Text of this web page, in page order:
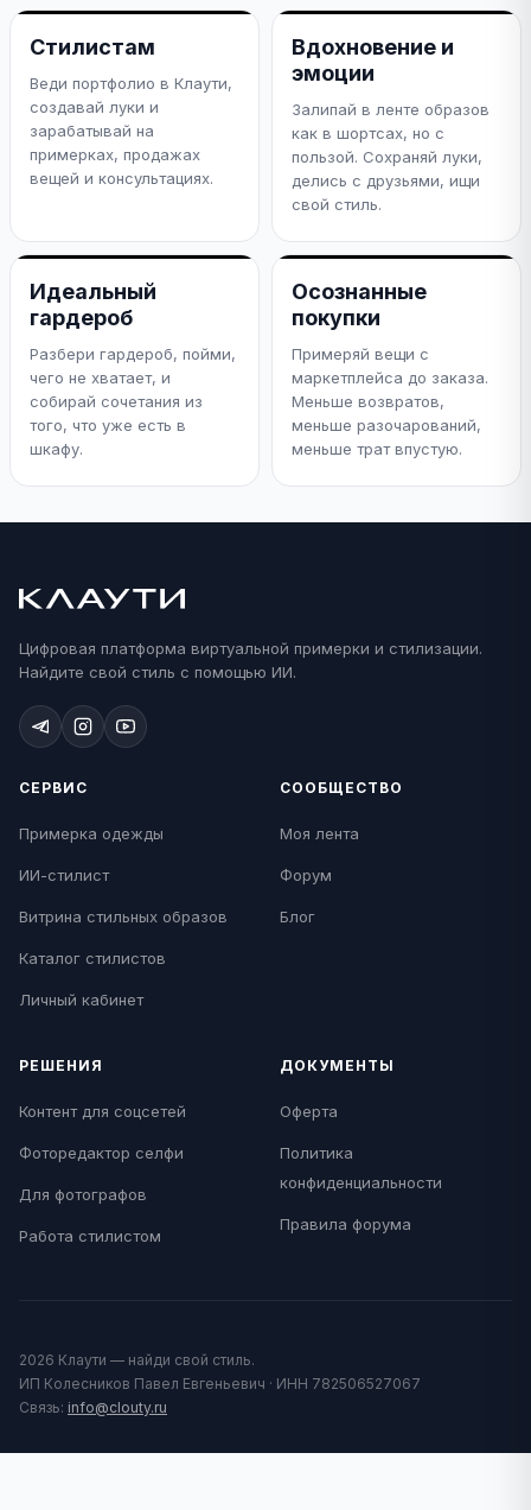
Стилистам
Веди портфолио в Клаути,
создавай луки и
зарабатывай на
примерках, продажах
вещей и консультациях.
Вдохновение и
эмоции
Залипай в ленте образов
как в шортсах, но с
пользой. Сохраняй луки,
делись с друзьями, ищи
свой стиль.
Идеальный
гардероб
Разбери гардероб, пойми,
чего не хватает, и
собирай сочетания из
того, что уже есть в
шкафу.
Осознанные
покупки
Примеряй вещи с
маркетплейса до заказа.
Меньше возвратов,
меньше разочарований,
меньше трат впустую.
Цифровая платформа виртуальной примерки и стилизации.
Найдите свой стиль с помощью ИИ.
СЕРВИС
Примерка одежды
ИИ-стилист
Витрина стильных образов
Каталог стилистов
Личный кабинет
СООБЩЕСТВО
Моя лента
Форум
Блог
РЕШЕНИЯ
Контент для соцсетей
Фоторедактор селфи
Для фотографов
Работа стилистом
ДОКУМЕНТЫ
Оферта
Политика
конфиденциальности
Правила форума
2026 Клаути — найди свой стиль.
ИП Колесников Павел Евгеньевич · ИНН 782506527067
Связь: info@clouty.ru